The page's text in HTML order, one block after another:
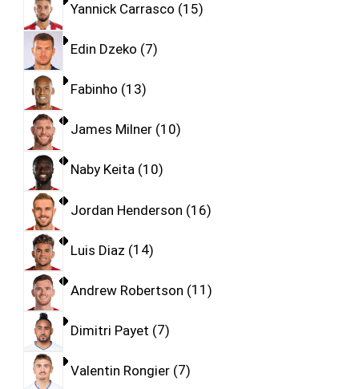
Yannick Carrasco 15
Edin Dzeko 7
Fabinho 13
James Milner 10
Naby Keita 10
Jordan Henderson 16
Luis Diaz 14
Andrew Robertson 11
Dimitri Payet 7
Valentin Rongier 7